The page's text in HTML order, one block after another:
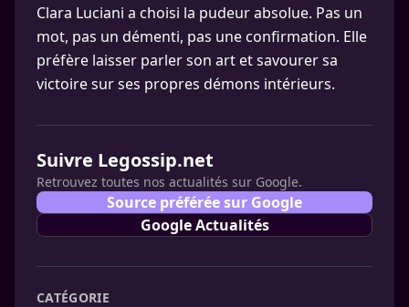
Clara Luciani a choisi la pudeur absolue. Pas un
mot, pas un démenti, pas une confirmation. Elle
préfère laisser parler son art et savourer sa
victoire sur ses propres démons intérieurs.
Suivre Legossip.net
Retrouvez toutes nos actualités sur Google.
Source préférée sur Google
Google Actualités
CATÉGORIE